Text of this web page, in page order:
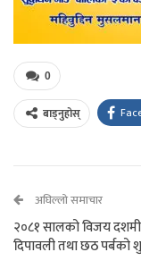
0
बाड्नुहोस्
अघिल्लो समाचार
२०८१ सालको विजय
दिपावली तथा छठ पर्बको